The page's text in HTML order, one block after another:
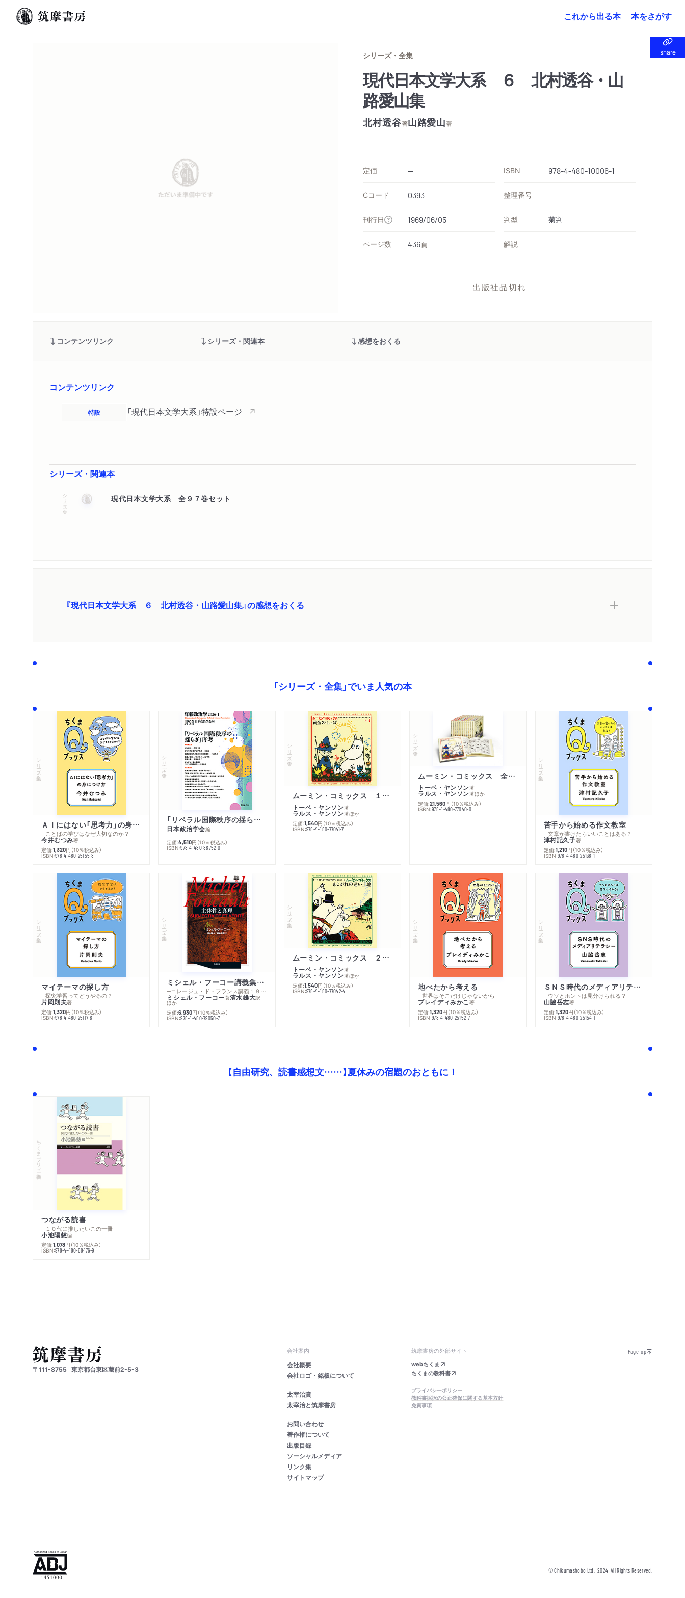
これから出る本 本をさがす
share
share
シリーズ・全集
現代日本文学大系 ６ 北村透谷・山
路愛山集
北村透谷著山路愛山著
定価 -- ISBN 978-4-480-10006-1
Cコード 0393 整理番号
刊行日 1969/06/05 判型 菊判
ページ数 436頁 解説
出版社品切れ
コンテンツリンク シリーズ・関連本 感想をおくる
コンテンツリンク
特設 「現代日本文学大系」特設ページ
シリーズ・関連本
シリーズ・全集 現代日本文学大系 全９７巻セット
『現代日本文学大系 ６ 北村透谷・山路愛山集』の感想をおくる
「シリーズ・全集」でいま人気の本
シリーズ・全集
ＡＩにはない「思考力」の身につけ方
─ことばの学びはなぜ大切なのか？
今井むつみ著
定価:1,320円 （10％税込み）
ISBN:978-4-480-25155-8
シリーズ・全集
「リベラル国際秩序の揺らぎ」再考 年報政治学２０２６‐Ⅰ
日本政治学会編
定価:4,510円 （10％税込み）
ISBN:978-4-480-86752-0
シリーズ・全集
ムーミン・コミックス １ 黄金のしっぽ
トーベ・ヤンソン著
ラルス・ヤンソン著ほか
定価:1,540円 （10％税込み）
ISBN:978-4-480-77041-7
シリーズ・全集
ムーミン・コミックス 全１４巻セット
トーベ・ヤンソン著
ラルス・ヤンソン著ほか
定価:21,560円 （10％税込み）
ISBN:978-4-480-77040-0
シリーズ・全集
苦手から始める作文教室
─文章が書けたらいいことはある？
津村記久子著
定価:1,210円 （10％税込み）
ISBN:978-4-480-25138-1
シリーズ・全集
マイテーマの探し方
─探究学習ってどうやるの？
片岡則夫著
定価:1,320円 （10％税込み）
ISBN:978-4-480-25117-6
シリーズ・全集
ミシェル・フーコー講義集成１０ 主体性と真理
─コレージュ・ド・フランス講義１９８０－１９８１年度
ミシェル・フーコー著清水雄大訳
ほか
定価:6,930円 （10％税込み）
ISBN:978-4-480-79050-7
シリーズ・全集
ムーミン・コミックス ２ あこがれの遠い土地
トーベ・ヤンソン著
ラルス・ヤンソン著ほか
定価:1,540円 （10％税込み）
ISBN:978-4-480-77042-4
シリーズ・全集
地べたから考える
─世界はそこだけじゃないから
ブレイディみかこ著
定価:1,320円 （10％税込み）
ISBN:978-4-480-25152-7
シリーズ・全集
ＳＮＳ時代のメディアリテラシー
─ウソとホントは見分けられる？
山脇岳志著
定価:1,320円 （10％税込み）
ISBN:978-4-480-25154-1
【自由研究、読書感想文……】夏休みの宿題のおともに！
ちくまプリマー新書
つながる読書
─１０代に推したいこの一冊
小池陽慈編
定価:1,078円 （10％税込み）
ISBN:978-4-480-68476-9
〒111-8755 東京都台東区蔵前2-5-3
会社案内
会社概要
会社ロゴ・銘板について
太宰治賞
太宰治と筑摩書房
お問い合わせ
著作権について
出版目録
ソーシャルメディア
リンク集
サイトマップ
筑摩書房の外部サイト
webちくま
ちくまの教科書
プライバシーポリシー
教科書採択の公正確保に関する基本方針
免責事項
PageTop
© Chikumashobo Ltd. 2024 All Rights Reserved.